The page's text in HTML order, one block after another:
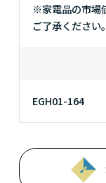
※家電品の市場
ご了承ください。
EGH01-164